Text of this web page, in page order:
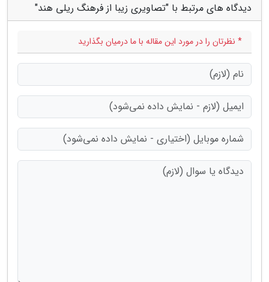
دیدگاه های مرتبط با "تصاویری زیبا از فرهنگ ریلی هند"
* نظرتان را در مورد این مقاله با ما درمیان بگذارید